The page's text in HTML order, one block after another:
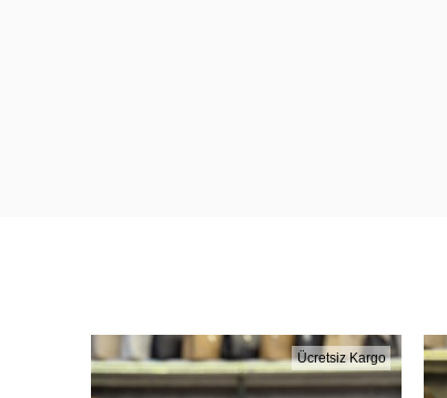
Ücretsiz Kargo